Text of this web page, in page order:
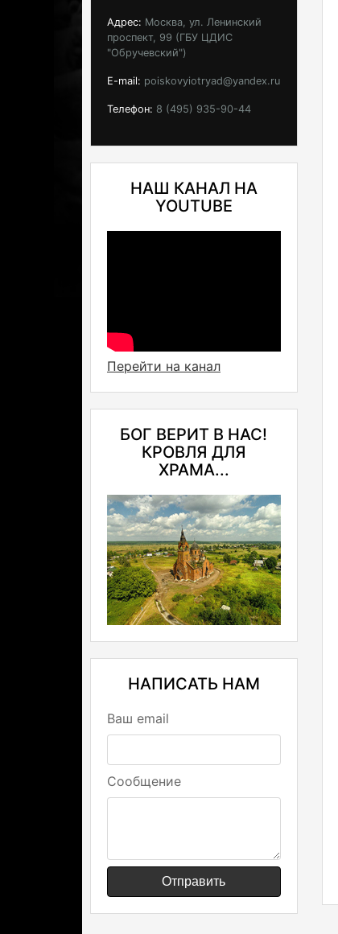
Адрес: Москва, ул. Ленинский
проспект, 99 (ГБУ ЦДИС
"Обручевский")
E-mail: poiskovyiotryad@yandex.ru
Телефон: 8 (495) 935-90-44
НАШ КАНАЛ НА
YOUTUBE
Перейти на канал
БОГ ВЕРИТ В НАС!
КРОВЛЯ ДЛЯ
ХРАМА...
НАПИСАТЬ НАМ
Ваш email
Сообщение
Отправить